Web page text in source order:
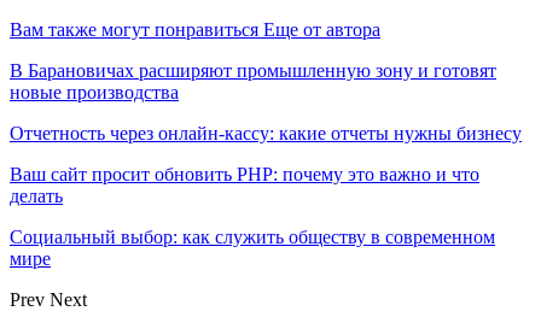
Вам также могут понравиться Еще от автора
В Барановичах расширяют промышленную зону и готовят
новые производства
Отчетность через онлайн-кассу: какие отчеты нужны бизнесу
Ваш сайт просит обновить PHP: почему это важно и что
делать
Социальный выбор: как служить обществу в современном
мире
Prev Next